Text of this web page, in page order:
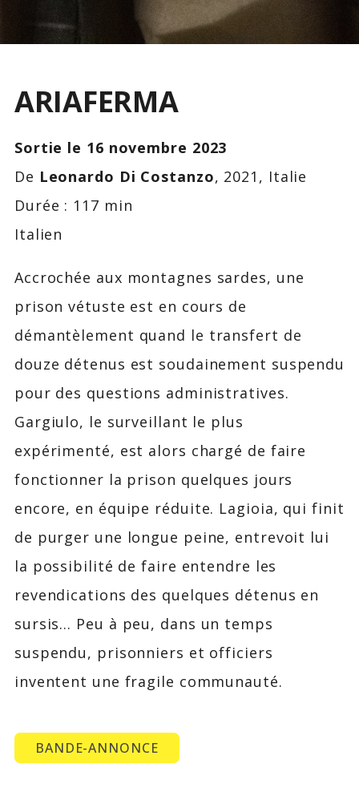
ARIAFERMA
Sortie le 16 novembre 2023
De Leonardo Di Costanzo, 2021, Italie
Durée : 117 min
Italien
Accrochée aux montagnes sardes, une
prison vétuste est en cours de
démantèlement quand le transfert de
douze détenus est soudainement suspendu
pour des questions administratives.
Gargiulo, le surveillant le plus
expérimenté, est alors chargé de faire
fonctionner la prison quelques jours
encore, en équipe réduite. Lagioia, qui finit
de purger une longue peine, entrevoit lui
la possibilité de faire entendre les
revendications des quelques détenus en
sursis… Peu à peu, dans un temps
suspendu, prisonniers et officiers
inventent une fragile communauté.
BANDE-ANNONCE